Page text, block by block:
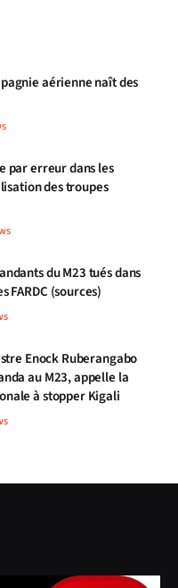
aérienne naît des
par erreur dans les
des troupes
du M23 tués dans
FARDC (sources)
Enock Ruberangabo
au M23, appelle la
à stopper Kigali